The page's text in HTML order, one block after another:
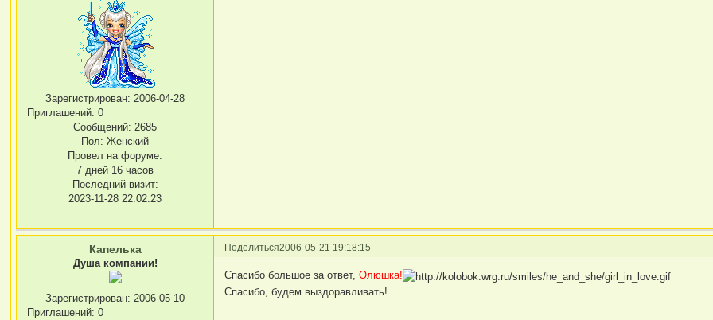
Зарегистрирован: 2006-04-28
Приглашений: 0
Сообщений: 2685
Пол: Женский
Провел на форуме:
7 дней 16 часов
Последний визит:
2023-11-28 22:02:23
Поделиться2006-05-21 19:18:15
Капелька
Душа компании!
Зарегистрирован: 2006-05-10
Приглашений: 0
Спасибо большое за ответ,Олюшка!
Спасибо, будем выздоравливать!